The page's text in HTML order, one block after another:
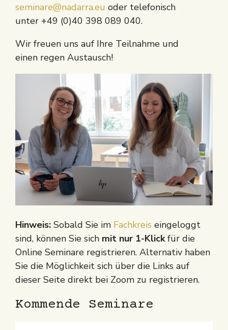
seminare@nadarra.eu oder telefonisch
unter +49 (0)40 398 089 040.
Wir freuen uns auf Ihre Teilnahme und
einen regen Austausch!
Hinweis: Sobald Sie im Fachkreis eingeloggt
sind, können Sie sich mit nur 1-Klickfür die
Online Seminare registrieren. Alternativ haben
Sie die Möglichkeit sich über die Links auf
dieser Seite direkt bei Zoom zu registrieren.
Kommende Seminare